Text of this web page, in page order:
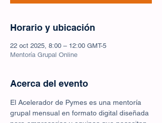
Horario y ubicación
22 oct 2025, 8:00 – 12:00 GMT-5
Mentoría Grupal Online
Acerca del evento
El Acelerador de Pymes es una mentoría
grupal mensual en formato digital diseñada